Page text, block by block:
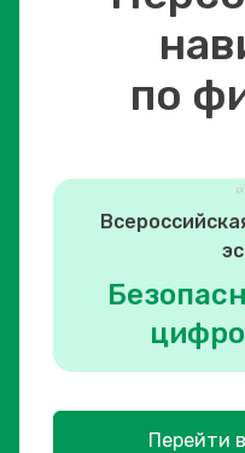
по
Перейти